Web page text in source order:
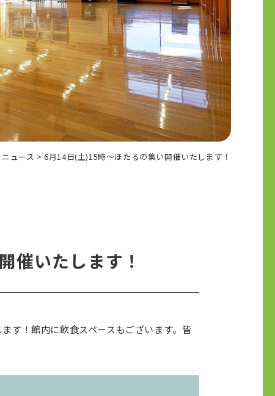
ニュース >6月14日(土)15時～ほたるの集い開催いたします！
催いたします！
す！館内に飲食スペースもございます。皆